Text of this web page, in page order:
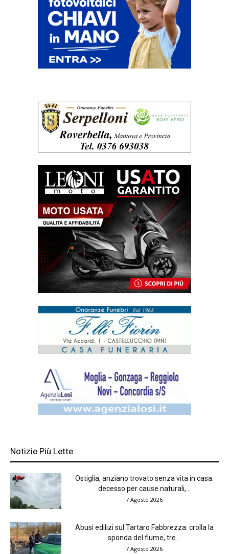
Notizie Più Lette
Ostiglia, anziano trovato senza vita in casa:
decesso per cause naturali,...
7 Agosto 2026
Abusi edilizi sul Tartaro Fabbrezza: crolla la
sponda del fiume, tre...
7 Agosto 2026